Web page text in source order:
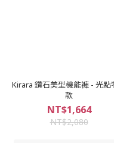
Kirara 鑽石美型機能褲 - 光點
款
NT$1,664
NT$2,080